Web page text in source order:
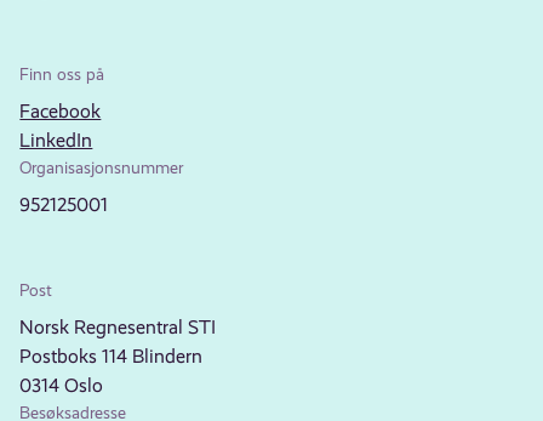
Finn oss på
Facebook
LinkedIn
Organisasjonsnummer
952125001
Post
Norsk Regnesentral STI
Postboks 114 Blindern
0314 Oslo
Besøksadresse